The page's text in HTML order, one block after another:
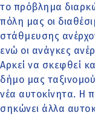
το πρόβλημα
πόλη μας οι
στάθμευσης
ενώ οι ανάγκες
Αρκεί να σκεφθεί
δήμο μας
νέα αυτοκίνητα. Η
σηκώνει άλλα